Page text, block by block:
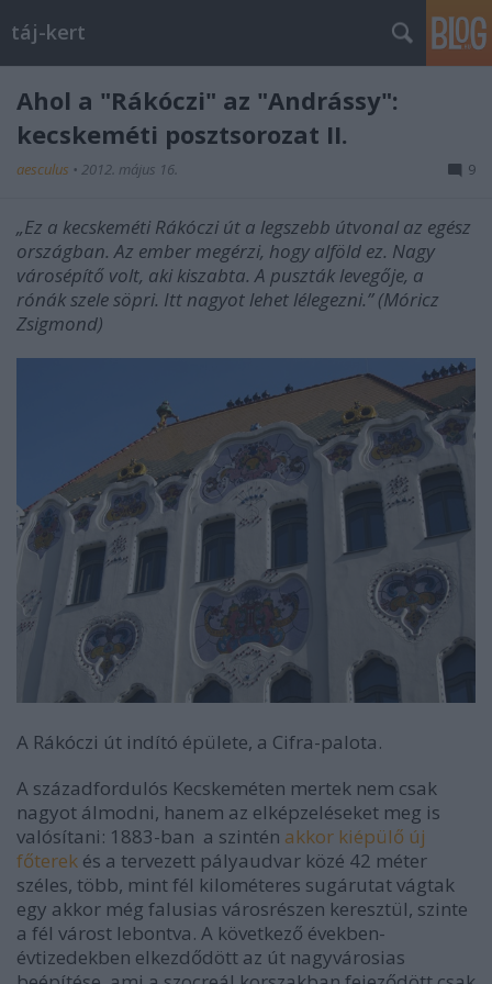
táj-kert
Ahol a "Rákóczi" az "Andrássy":
kecskeméti posztsorozat II.
aesculus • 2012. május 16. 9
„Ez a kecskeméti Rákóczi út a legszebb útvonal az egész
országban. Az ember megérzi, hogy alföld ez. Nagy
városépítő volt, aki kiszabta. A puszták levegője, a
rónák szele söpri. Itt nagyot lehet lélegezni.” (Móricz
Zsigmond)
A Rákóczi út indító épülete, a Cifra-palota.
A századfordulós Kecskeméten mertek nem csak
nagyot álmodni, hanem az elképzeléseket meg is
valósítani: 1883-ban a szintén akkor kiépülő új
főterek és a tervezett pályaudvar közé 42 méter
széles, több, mint fél kilométeres sugárutat vágtak
egy akkor még falusias városrészen keresztül, szinte
a fél várost lebontva. A következő években-
évtizedekben elkezdődött az út nagyvárosias